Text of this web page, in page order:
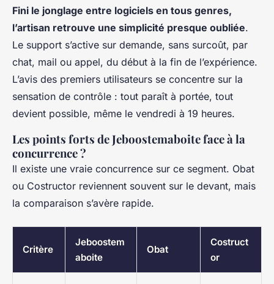
Fini le jonglage entre logiciels en tous genres,
l’artisan retrouve une simplicité presque oubliée.
Le support s’active sur demande, sans surcoût, par
chat, mail ou appel, du début à la fin de l’expérience.
L’avis des premiers utilisateurs se concentre sur la
sensation de contrôle : tout paraît à portée, tout
devient possible, même le vendredi à 19 heures.
Les points forts de Jeboostemaboite face à la
concurrence ?
Il existe une vraie concurrence sur ce segment. Obat
ou Costructor reviennent souvent sur le devant, mais
la comparaison s’avère rapide.
Critère
Jeboostem
aboite
Obat
Costruct
or